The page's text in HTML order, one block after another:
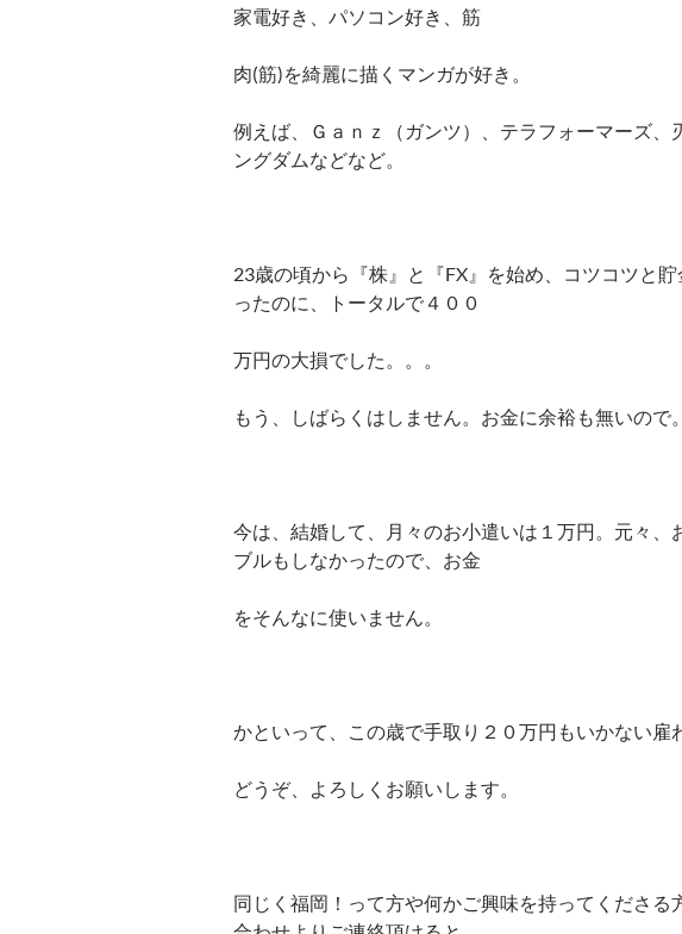
家電好き、パソコン好き、筋
肉(筋)を綺麗に描くマンガが好き。
例えば、Ｇａｎｚ（ガンツ）、テラフォーマーズ、
ングダムなどなど。
23歳の頃から『株』と『FX』を始め、コツコツと
ったのに、トータルで４００
万円の大損でした。。。
もう、しばらくはしません。お金に余裕も無いので。
今は、結婚して、月々のお小遣いは１万円。元々、
ブルもしなかったので、お金
をそんなに使いません。
かといって、この歳で手取り２０万円もいかない雇
どうぞ、よろしくお願いします。
同じく福岡！って方や何かご興味を持ってくださる